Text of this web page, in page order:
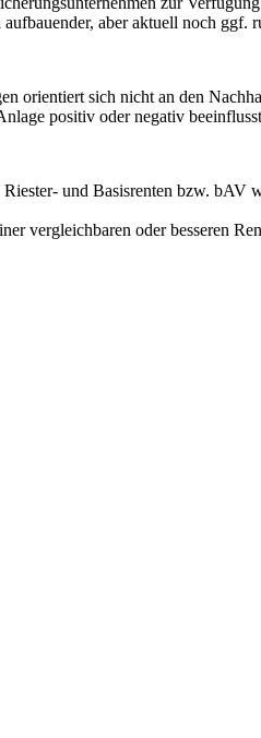
aber aktuell noch
orientiert sich nicht an den
positiv oder negativ
und Basisrenten bzw.
vergleichbaren oder besseren